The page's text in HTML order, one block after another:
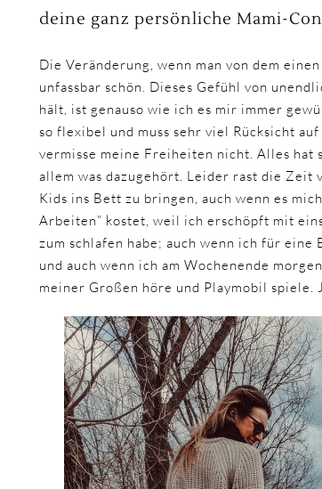
deine ganz persönliche Mami-
Die Veränderung, wenn man von dem
unfassbar schön. Dieses Gefühl von
hält, ist genauso wie ich es mir immer
so flexibel und muss sehr viel Rücksicht
vermisse meine Freiheiten nicht. Alles hat
allem was dazugehört. Leider rast die Zeit
Kids ins Bett zu bringen, auch wenn es
Arbeiten” kostet, weil ich erschöpft mit
zum schlafen habe; auch wenn ich für
und auch wenn ich am Wochenende
meiner Großen höre und Playmobil spiele.